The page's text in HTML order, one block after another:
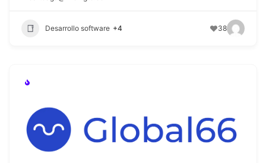
Desarrollo software +4 38